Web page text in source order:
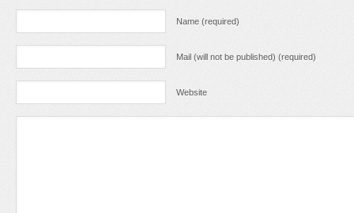
Name (required)
Mail (will not be published) (required)
Website